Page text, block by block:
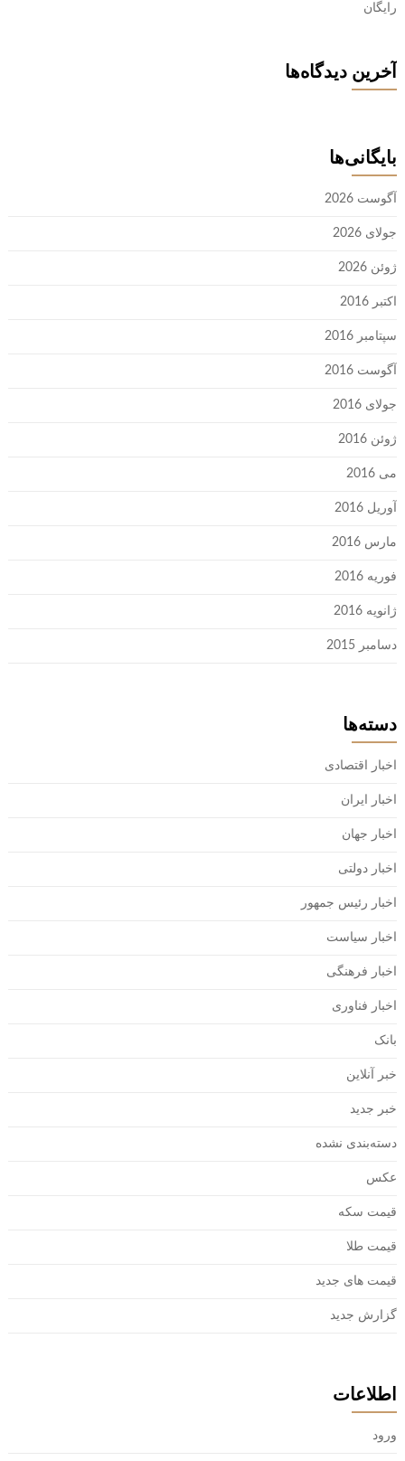
رایگان
آخرین دیدگاه‌ها
بایگانی‌ها
آگوست 2026
جولای 2026
ژوئن 2026
اکتبر 2016
سپتامبر 2016
آگوست 2016
جولای 2016
ژوئن 2016
می 2016
آوریل 2016
مارس 2016
فوریه 2016
ژانویه 2016
دسامبر 2015
دسته‌ها
اخبار اقتصادی
اخبار ایران
اخبار جهان
اخبار دولتی
اخبار رئیس جمهور
اخبار سیاست
اخبار فرهنگی
اخبار فناوری
بانک
خبر آنلاین
خبر جدید
دسته‌بندی نشده
عکس
قیمت سکه
قیمت طلا
قیمت های جدید
گزارش جدید
اطلاعات
ورود